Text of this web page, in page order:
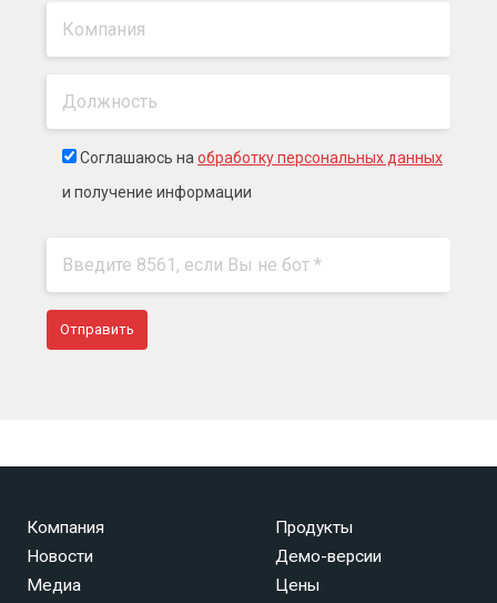
Соглашаюсь наобработку персональных данных
и получение информации
Компания
Новости
Медиа
Продукты
Демо-версии
Цены